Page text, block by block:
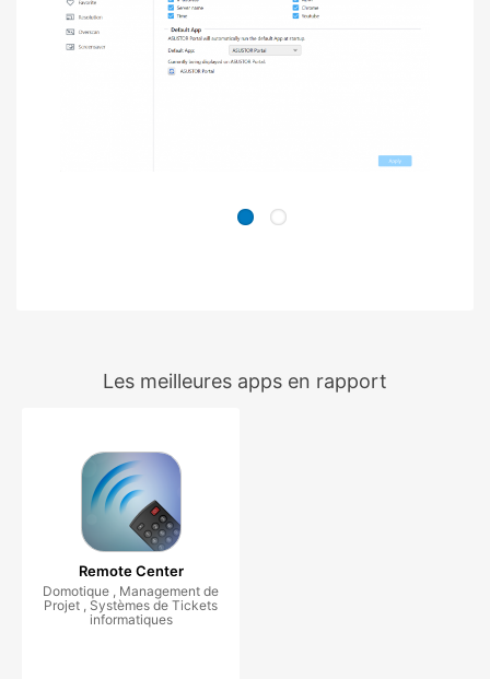
Les meilleures apps en rapport
Remote Center
Domotique , Management de
Projet , Systèmes de Tickets
informatiques